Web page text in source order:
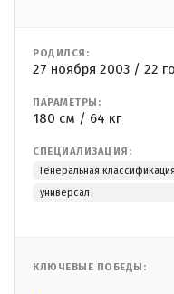
РОДИЛСЯ:
27 ноября 2003 / 22
ПАРАМЕТРЫ:
180 см / 64 кг
СПЕЦИАЛИЗАЦИЯ:
Генеральная классификация
универсал
КЛЮЧЕВЫЕ ПОБЕДЫ: